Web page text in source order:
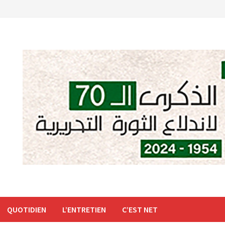
QUOTIDIEN L’ENTRETIEN C’EST NET